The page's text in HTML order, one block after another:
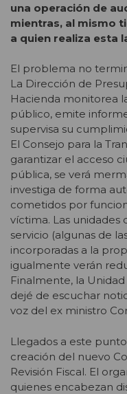
una operación de
mientras, al mismo
a quien realiza esta
El problema no
La Dirección de
Hacienda monitorea
público, emite
supervisa su
El Consejo para la
garantizar el acceso
pública, se verá
investiga de forma
cometidos por
víctima. Las unidades
servicio (algunas de
incorporadas a la
igualmente verán
Finalmente, la
dejé de escuchar
voz del ex ministro
Llegados a este
creación del nuevo
Revisión Fiscal. El
quienes encabezan